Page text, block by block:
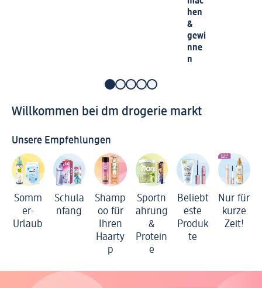
hen
&
gewi
nne
n
Willkommen bei dm drogerie markt
Unsere Empfehlungen
Somm
er-
Urlaub
Schula
nfang
Shamp
oo für
Ihren
Haarty
p
Sportn
ahrung
&
Protein
e
Beliebt
este
Produk
te
Nur für
kurze
Zeit!